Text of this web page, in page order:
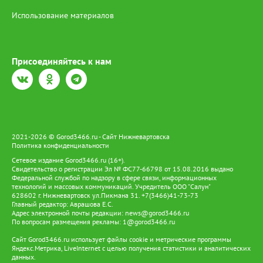
Использование материалов
Присоединяйтесь к нам
2021-2026 © Gorod3466.ru - Сайт Нижневартовска
Политика конфиденциальности
Сетевое издание Gorod3466.ru (16+).
Свидетельство о регистрации Эл № ФС77-66798 от 15.08.2016 выдано
Федеральной службой по надзору в сфере связи, информационных
технологий и массовых коммуникаций. Учредитель ООО "Салун"
628602 г. Нижневартовск ул.Пикмана 31. +7(3466)41-73-73
Главный редактор: Аврашова Е.С.
Адрес электронной почты редакции: news@gorod3466.ru
По вопросам размещения рекламы: 1@gorod3466.ru
Сайт Gorod3466.ru использует файлы cookie и метрические программы
Яндекс.Метрика, LiveInternet с целью получения статистики и аналитических
данных.